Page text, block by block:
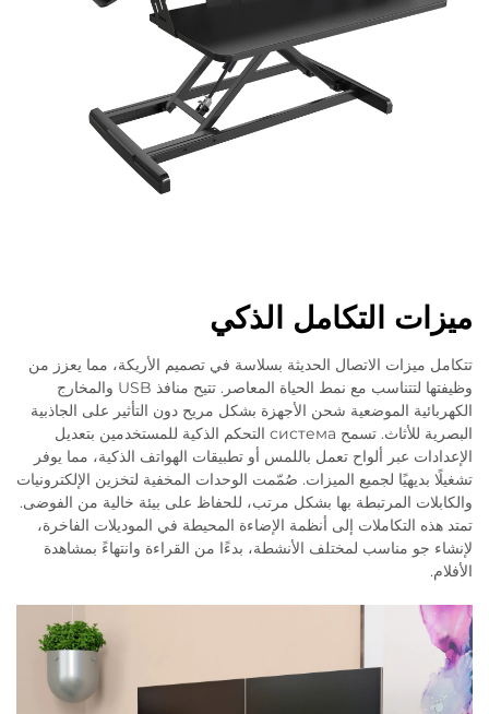
ميزات التكامل الذكي
تتكامل ميزات الاتصال الحديثة بسلاسة في تصميم الأريكة، مما يعزز من
وظيفتها لتتناسب مع نمط الحياة المعاصر. تتيح منافذ USB والمخارج
الكهربائية الموضعية شحن الأجهزة بشكل مريح دون التأثير على الجاذبية
البصرية للأثاث. تسمح система التحكم الذكية للمستخدمين بتعديل
الإعدادات عبر ألواح تعمل باللمس أو تطبيقات الهواتف الذكية، مما يوفر
تشغيلًا بديهيًا لجميع الميزات. صُمّمت الوحدات المخفية لتخزين الإلكترونيات
والكابلات المرتبطة بها بشكل مرتب، للحفاظ على بيئة خالية من الفوضى.
تمتد هذه التكاملات إلى أنظمة الإضاءة المحيطة في الموديلات الفاخرة،
لإنشاء جو مناسب لمختلف الأنشطة، بدءًا من القراءة وانتهاءً بمشاهدة
الأفلام.